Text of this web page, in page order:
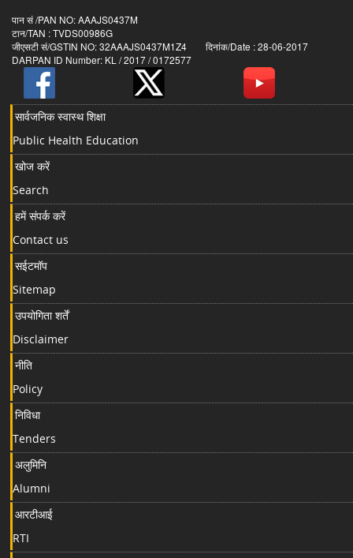
पान सं /PAN NO: AAAJS0437M
टान/TAN : TVDS00986G
जीएसटी सं/GSTIN NO: 32AAAJS0437M1Z4 दिनांक/Date : 28-06-2017
DARPAN ID Number: KL / 2017 / 0172577
सार्वजनिक स्वास्थ शिक्षा
Public Health Education
खोज करें
Search
हमें संपर्क करें
Contact us
सईटमॉप
Sitemap
उपयोगिता शर्तें
Disclaimer
नीति
Policy
निविधा
Tenders
अलुमिनि
Alumni
आरटीआई
RTI